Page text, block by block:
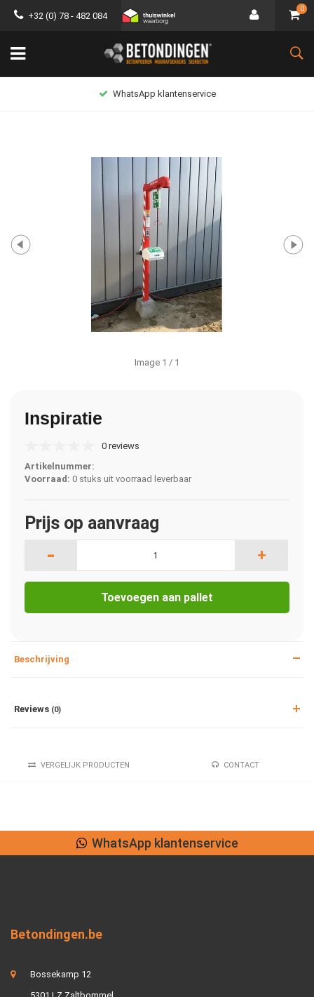
+32 (0) 78 - 482 084
0
WhatsApp klantenservice
Image 1 / 1
Inspiratie
0 reviews
Artikelnummer:
Voorraad: 0 stuks uit voorraad leverbaar
Prijs op aanvraag
- +
Toevoegen aan pallet
Beschrijving
Reviews (0)
VERGELIJK PRODUCTEN CONTACT
WhatsApp klantenservice
Betondingen.be
Bossekamp 12